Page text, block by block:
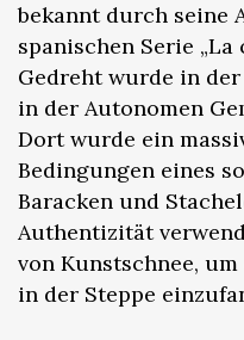
bekannt durch seine
spanischen Serie
Gedreht wurde in
in der Autonomen
Dort wurde ein
Bedingungen eines
Baracken und
Authentizität
von Kunstschnee,
in der Steppe